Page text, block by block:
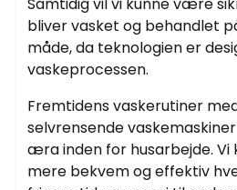
bliver vasket og behandlet
måde, da teknologien er
vaskeprocessen.
Fremtidens vaskerutiner
selvrensende
æra inden for husarbejde. Vi
mere bekvem og effektiv